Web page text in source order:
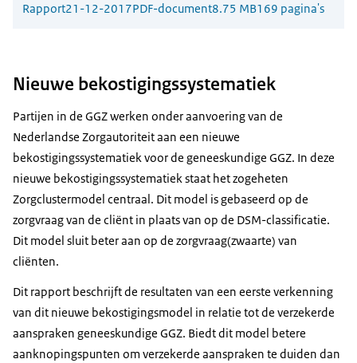
Rapport21-12-2017PDF-document8.75 MB169 pagina's
Nieuwe bekostigingssystematiek
Partijen in de GGZ werken onder aanvoering van de
Nederlandse Zorgautoriteit aan een nieuwe
bekostigingssystematiek voor de geneeskundige GGZ. In deze
nieuwe bekostigingssystematiek staat het zogeheten
Zorgclustermodel centraal. Dit model is gebaseerd op de
zorgvraag van de cliënt in plaats van op de DSM-classificatie.
Dit model sluit beter aan op de zorgvraag(zwaarte) van
cliënten.
Dit rapport beschrijft de resultaten van een eerste verkenning
van dit nieuwe bekostigingsmodel in relatie tot de verzekerde
aanspraken geneeskundige GGZ. Biedt dit model betere
aanknopingspunten om verzekerde aanspraken te duiden dan